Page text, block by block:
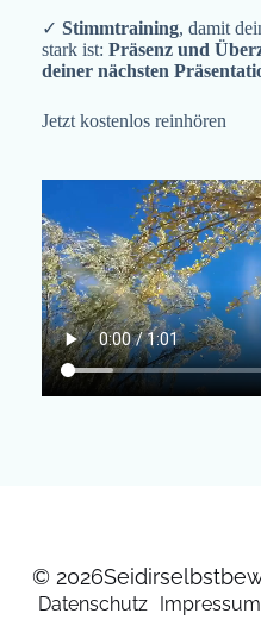
✓ Stimmtraining, damit
stark ist: Präsenz und
deiner nächsten
Jetzt kostenlos reinhören
© 2026
Datenschutz Impressum